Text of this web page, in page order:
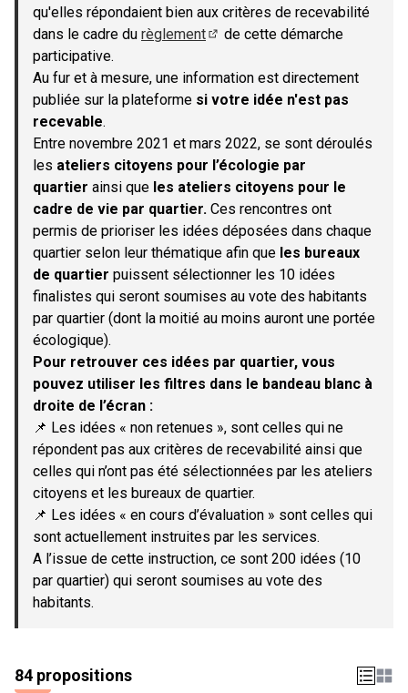
qu'elles répondaient bien aux critères de recevabilité
dans le cadre du règlement
de cette démarche
participative.
Au fur et à mesure, une information est directement
publiée sur la plateforme si votre idée n'est pas
recevable.
Entre novembre 2021 et mars 2022, se sont déroulés
les ateliers citoyens pour l’écologie par
quartier ainsi que les ateliers citoyens pour le
cadre de vie par quartier. Ces rencontres ont
permis de prioriser les idées déposées dans chaque
quartier selon leur thématique afin que les bureaux
de quartier puissent sélectionner les 10 idées
finalistes qui seront soumises au vote des habitants
par quartier (dont la moitié au moins auront une portée
écologique).
Pour retrouver ces idées par quartier, vous
pouvez utiliser les filtres dans le bandeau blanc à
droite de l’écran :
📌 Les idées « non retenues », sont celles qui ne
répondent pas aux critères de recevabilité ainsi que
celles qui n’ont pas été sélectionnées par les ateliers
citoyens et les bureaux de quartier.
📌 Les idées « en cours d’évaluation » sont celles qui
sont actuellement instruites par les services.
A l’issue de cette instruction, ce sont 200 idées (10
par quartier) qui seront soumises au vote des
habitants.
84 propositions